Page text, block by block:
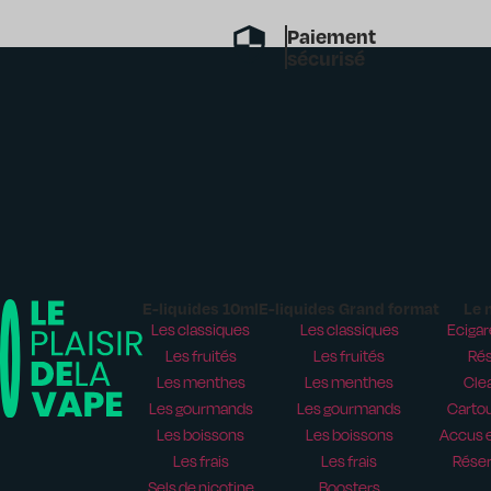
E-liquides 10ml
Les classiques
Les fruités
Les menthes
Les gourmands
Les boissons
Les frais
Sels de nicotine
E-liquides Grand format
Les classiques
Les fruités
Les menthes
Les gourmands
Les boissons
Les frais
Boosters
Paiement
sécurisé
Le
Accus